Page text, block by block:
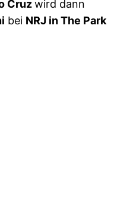
Cruzwird dann
bei NRJ in The Park